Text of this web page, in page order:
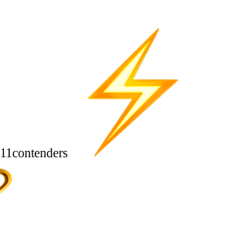
11contenders